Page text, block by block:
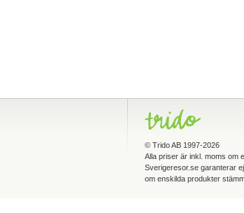
© Trido AB 1997-2026
Alla priser är inkl. moms om
Sverigeresor.se garanterar
om enskilda produkter